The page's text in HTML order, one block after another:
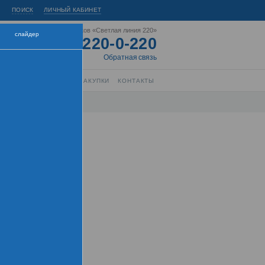
ЛИЧНЫЙ КАБИНЕТ
ПОИСК
Горячая линия энергетиков «Светлая линия 220»
8-800-220-0-220
Обратная связь
ЗАКУПКИ КОНТАКТЫ
слайдер